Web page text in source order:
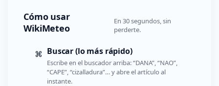
Cómo usar
WikiMeteo
En 30 segundos, sin
perderte.
⌘ Buscar (lo más rápido)
Escribe en el buscador arriba: “DANA”, “NAO”,
“CAPE”, “cizalladura”… y abre el artículo al
instante.